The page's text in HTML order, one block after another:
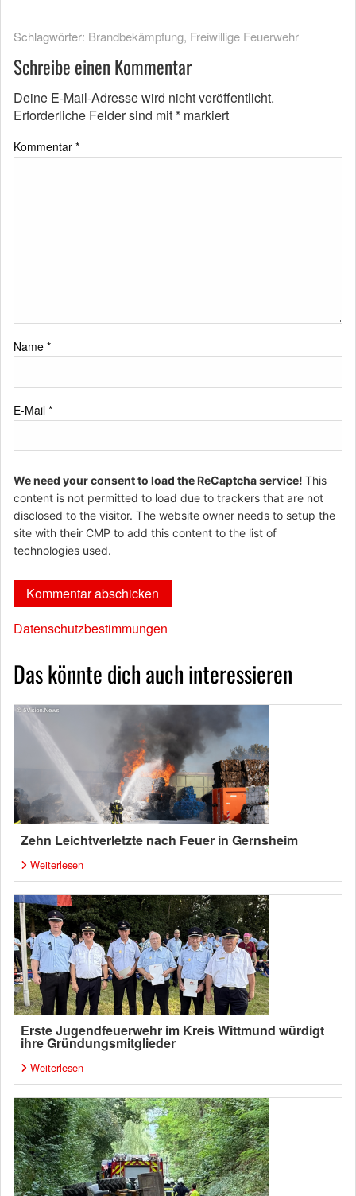
Schlagwörter: Brandbekämpfung, Freiwillige Feuerwehr
Schreibe einen Kommentar
Deine E-Mail-Adresse wird nicht veröffentlicht.
Erforderliche Felder sind mit* markiert
Kommentar *
Name *
E-Mail *
We need your consent to load the ReCaptcha service! This
content is not permitted to load due to trackers that are not
disclosed to the visitor. The website owner needs to setup the
site with their CMP to add this content to the list of
technologies used.
Datenschutzbestimmungen
Das könnte dich auch interessieren
Zehn Leichtverletzte nach Feuer in Gernsheim
Weiterlesen
Erste Jugendfeuerwehr im Kreis Wittmund würdigt
ihre Gründungsmitglieder
Weiterlesen